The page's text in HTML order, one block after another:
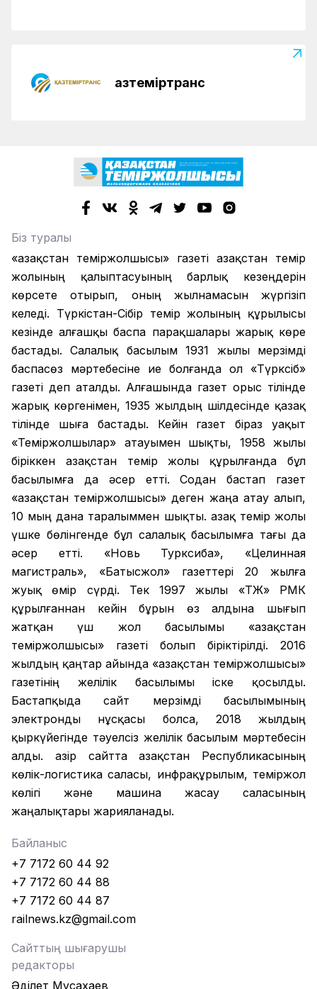
Қазтеміртранс
Біз туралы
«Қазақстан теміржолшысы» газеті Қазақстан темір
жолының қалыптасуының барлық кезеңдерін
көрсете отырып, оның жылнамасын жүргізіп
келеді. Түркістан-Сібір темір жолының құрылысы
кезінде алғашқы баспа парақшалары жарық көре
бастады. Салалық басылым 1931 жылы мерзімді
баспасөз мәртебесіне ие болғанда ол «Түрксіб»
газеті деп аталды. Алғашында газет орыс тілінде
жарық көргенімен, 1935 жылдың шілдесінде қазақ
тілінде шыға бастады. Кейін газет біраз уақыт
«Теміржолшылар» атауымен шықты, 1958 жылы
біріккен Қазақстан темір жолы құрылғанда бұл
басылымға да әсер етті. Содан бастап газет
«Қазақстан теміржолшысы» деген жаңа атау алып,
10 мың дана таралыммен шықты. Қазақ темір жолы
үшке бөлінгенде бұл салалық басылымға тағы да
әсер етті. «Новь Турксиба», «Целинная
магистраль», «Батысжол» газеттері 20 жылға
жуық өмір сүрді. Тек 1997 жылы «ҚТЖ» РМК
құрылғаннан кейін бұрын өз алдына шығып
жатқан үш жол басылымы «Қазақстан
теміржолшысы» газеті болып біріктірілді. 2016
жылдың қаңтар айында «Қазақстан теміржолшысы»
газетінің желілік басылымы іске қосылды.
Бастапқыда сайт мерзімді басылымының
электронды нұсқасы болса, 2018 жылдың
қыркүйегінде тәуелсіз желілік басылым мәртебесін
алды. Қазір сайтта Қазақстан Республикасының
көлік-логистика саласы, инфрақұрылым, теміржол
көлігі және машина жасау саласының
жаңалықтары жарияланады.
Байланыс
+7 7172 60 44 92
+7 7172 60 44 88
+7 7172 60 44 87
railnews.kz@gmail.com
Сайттың шығарушы
редакторы
Әділет Мұсахаев